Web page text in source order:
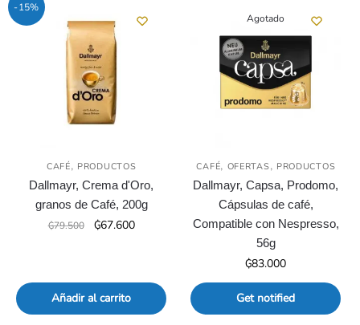
-15%
CAFÉ, PRODUCTOS
Dallmayr, Crema d'Oro,
granos de Café, 200g
₲79.500
El
₲79.500.
₲67.600El
₲67.600.
Añadir al carrito
Agotado
CAFÉ, OFERTAS, PRODUCTOS
Dallmayr, Capsa, Prodomo,
Cápsulas de café,
Compatible con Nespresso,
56g
₲83.000
Get notified